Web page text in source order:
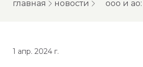
главная новости
1 апр. 2024 г.